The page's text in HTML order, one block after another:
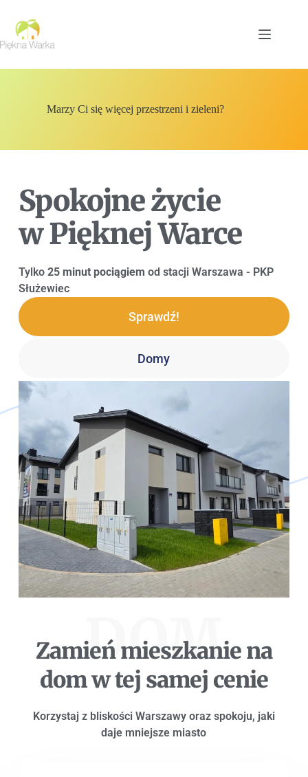
Marzy Ci się więcej przestrzeni i zieleni?
Spokojne życie
w Pięknej Warce
Tylko 25 minut pociągiem od stacji Warszawa - PKP
Służewiec
Sprawdź!
Domy
DOM
Zamień mieszkanie na
dom w tej samej cenie
Korzystaj z bliskości Warszawy oraz spokoju, jaki
daje mniejsze miasto